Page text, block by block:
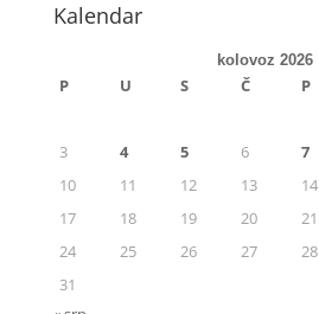
Kalendar
kolovoz 2026
P U S Č P
3
4 5 6 7
10
11 12 13 14
17
18 19 20 21
24
25 26 27 28
31